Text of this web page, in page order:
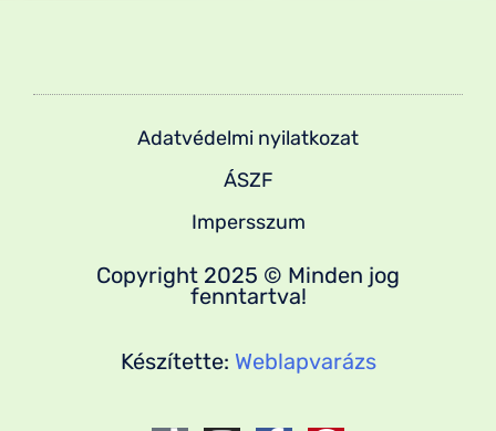
Adatvédelmi nyilatkozat
ÁSZF
Impersszum
Copyright 2025 © Minden jog
fenntartva!
Készítette: Weblapvarázs